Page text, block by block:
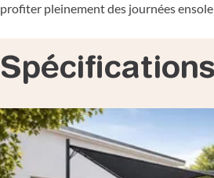
profiter pleinement des journées
Spécifications